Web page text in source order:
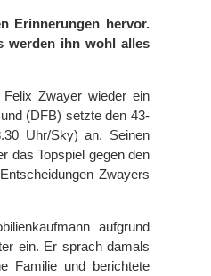
Erinnerungen hervor.
werden ihn wohl alles
Zwayer wieder ein
(DFB) setzte den 43-
Uhr/Sky) an. Seinen
das Topspiel gegen den
Zwayers
aufgrund
ein. Er sprach damals
Familie und berichtete